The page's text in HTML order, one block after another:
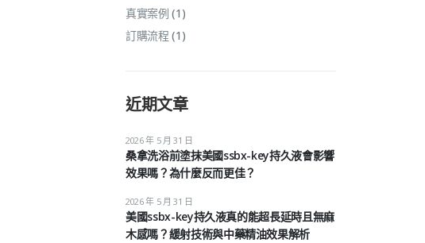
真實案例 (1)
訂購流程 (1)
近期文章
桑拿洗浴前塗抹美國ssbx-key持久液會影響
效果嗎？為什麼反而更佳？
2026 年 5 月 31 日
美國ssbx-key持久液真的能超長延時且無麻
木感嗎？緩射技術與中藥精油效果解析
2026 年 5 月 31 日